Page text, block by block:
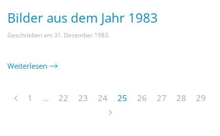
Bilder aus dem Jahr 1983
Geschrieben am 31. Dezember 1983.
Weiterlesen
1 … 22 23 24 25 26 27 28 29